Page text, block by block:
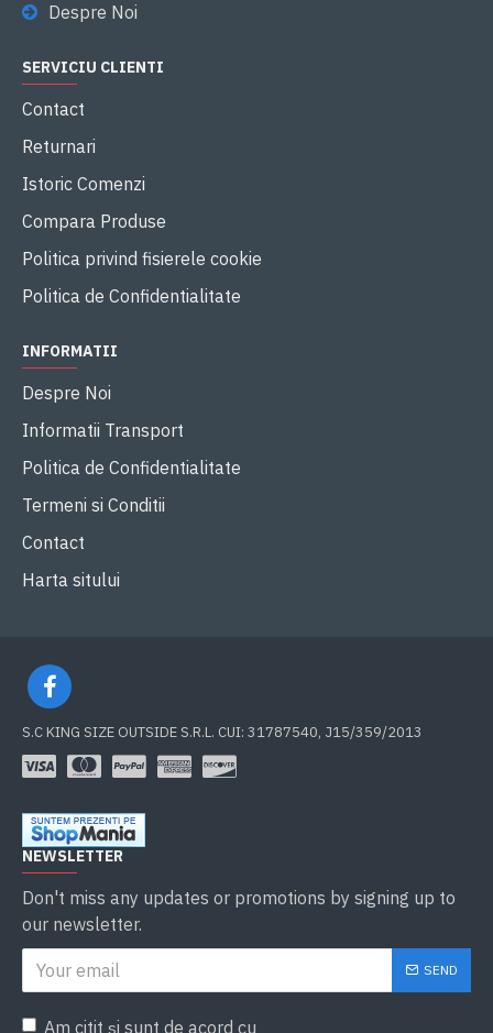
Despre Noi
SERVICIU CLIENTI
Contact
Returnari
Istoric Comenzi
Compara Produse
Politica privind fisierele cookie
Politica de Confidentialitate
INFORMATII
Despre Noi
Informatii Transport
Politica de Confidentialitate
Termeni si Conditii
Contact
Harta sitului
S.C KING SIZE OUTSIDE S.R.L. CUI: 31787540, J15/359/2013
NEWSLETTER
Don't miss any updates or promotions by signing up to
our newsletter.
SEND
Am citit şi sunt de acord cu